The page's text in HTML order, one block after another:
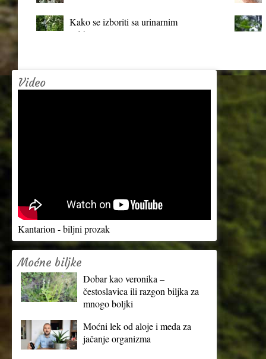
Kako se izboriti sa urinarnim
infekcijama?
Video
Kantarion - biljni prozak
Moćne biljke
Dobar kao veronika –
čestoslavica ili razgon biljka za
mnogo boljki
Moćni lek od aloje i meda za
jačanje organizma